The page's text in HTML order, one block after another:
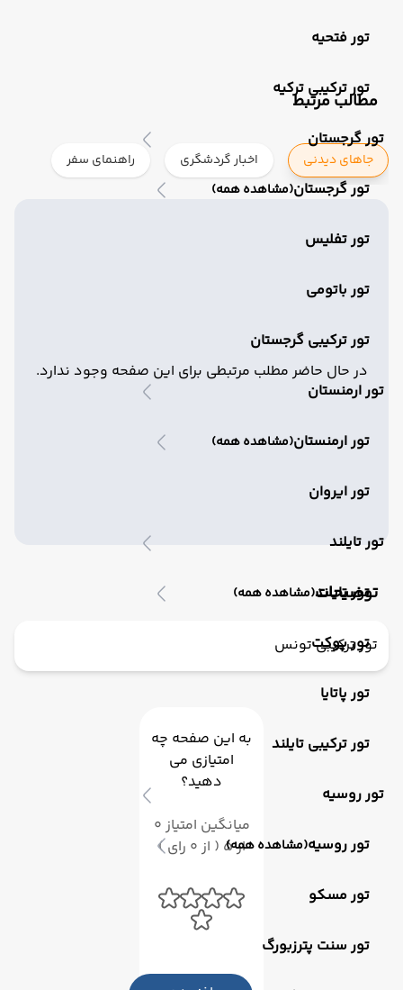
تور فتحیه
تور ترکیبی ترکیه
تور گرجستان
تور گرجستان(مشاهده همه)
تور تفلیس
تور باتومی
تور ترکیبی گرجستان
تور ارمنستان
تور ارمنستان(مشاهده همه)
تور ایروان
تور تایلند
تور تایلند(مشاهده همه)
تور پوکت
تور پاتایا
تور ترکیبی تایلند
تور روسیه
تور روسیه(مشاهده همه)
تور مسکو
تور سنت پترزبورگ
مطالب مرتبط
جاهای دیدنی اخبار گردشگری راهنمای سفر
در حال حاضر مطلب مرتبطی برای این صفحه وجود ندارد.
توضیحات
تور ترکیبی تونس
به این صفحه چه
امتیازی می
دهید؟
میانگین امتیاز 0
از 5 ( از 0 رای )